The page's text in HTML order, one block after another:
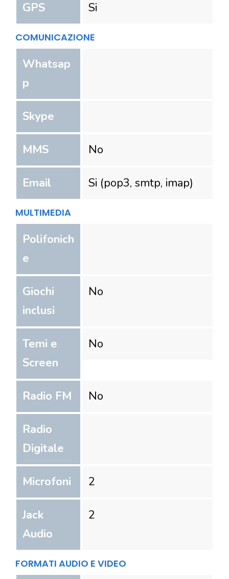
GPS Si
COMUNICAZIONE
Whatsap
p
Skype
MMS No
Email Si (pop3, smtp, imap)
MULTIMEDIA
Polifonich
e
Giochi
inclusi
No
Temi e
Screen
No
Radio FM No
Radio
Digitale
Microfoni 2
Jack
Audio
2
FORMATI AUDIO E VIDEO